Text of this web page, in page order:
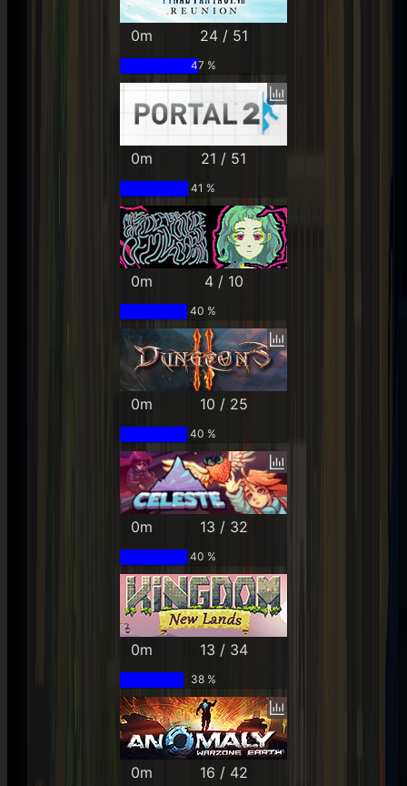
0m 24 / 51
47 %
0m 21 / 51
41 %
0m 4 / 10
40 %
0m 10 / 25
40 %
0m 13 / 32
40 %
0m 13 / 34
38 %
0m 16 / 42